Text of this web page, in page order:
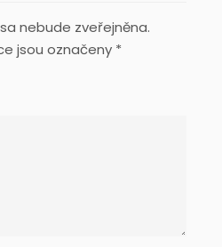
nebude zveřejněna.
jsou označeny *